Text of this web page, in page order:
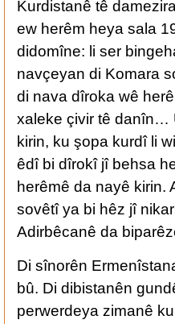
Kurdistanê tê
ew herêm heya sala
didomîne: li ser
navçeyan di Komara
di nava dîroka wê
xaleke çivir tê danîn…
kirin, ku şopa kurdî li
êdî bi dîrokî jî behsa
herêmê da nayê kirin.
sovêtî ya bi hêz jî
Adirbêcanê da
Di sînorên
bû. Di dibistanên
perwerdeya zimanê